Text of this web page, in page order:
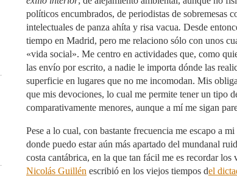
políticos encumbrados, de periodistas de sobremesas
intelectuales de panza ahíta y risa vacua. Desde
tiempo en Madrid, pero me relaciono sólo con unos
«vida social». Me centro en actividades que, como
las envío por escrito, a nadie le importa dónde las
superficie en lugares que no me incomodan. Mis
que mis devociones, lo cual me permite tener un tipo
comparativamente menores, aunque a mí me sigan
Pese a lo cual, con bastante frecuencia me escapo a
donde puedo estar aún más apartado del mundanal
costa cantábrica, en la que tan fácil me es recordar los
Nicolás Guillén escribió en los viejos tiempos del